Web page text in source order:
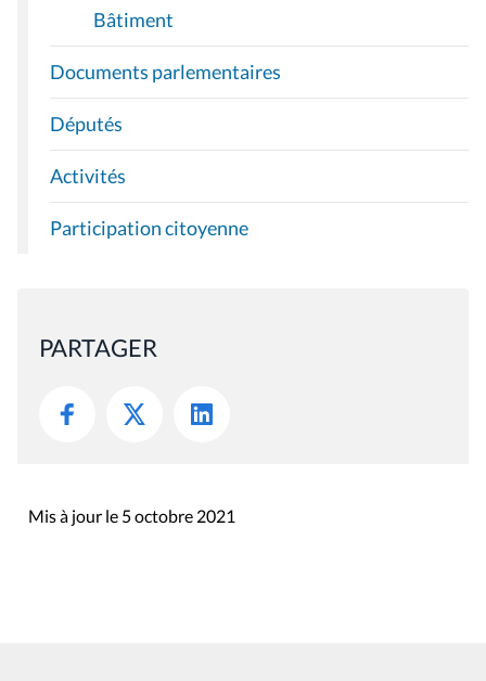
Bâtiment
Documents parlementaires
Députés
Activités
Participation citoyenne
PARTAGER
Mis à jour le 5 octobre 2021